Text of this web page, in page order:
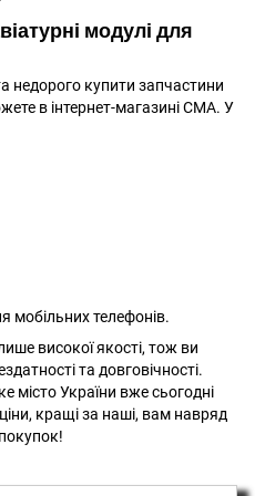
модулі для
недорого купити запчастини
в інтернет-магазині CMA. У
мобільних телефонів.
високої якості, тож ви
та довговічності.
місто України вже сьогодні
кращі за наші, вам навряд